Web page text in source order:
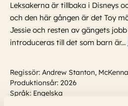
Leksakerna är tillbaka i Disneys
och den här gången är det Toy
Jessie och resten av gängets
introduceras till det som barn är...
Regissör: Andrew Stanton,
Produktionsår: 2026
Språk: Engelska